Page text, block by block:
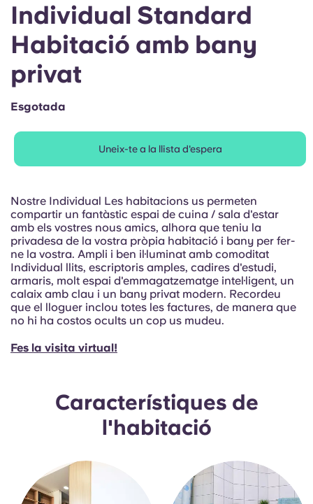
Chinese
Español
Deutsch
Italian
French
Portuguese
Inicia la sessió
Individual Standard
Habitació amb bany
privat
Esgotada
Uneix-te a la llista d'espera
Nostre Individual Les habitacions us permeten
compartir un fantàstic espai de cuina / sala d'estar
amb els vostres nous amics, alhora que teniu la
privadesa de la vostra pròpia habitació i bany per fer-
ne la vostra. Ampli i ben il·luminat amb comoditat
Individual llits, escriptoris amples, cadires d'estudi,
armaris, molt espai d'emmagatzematge intel·ligent, un
calaix amb clau i un bany privat modern. Recordeu
que el lloguer inclou totes les factures, de manera que
no hi ha costos ocults un cop us mudeu.
Fes la visita virtual!
Característiques de
l'habitació